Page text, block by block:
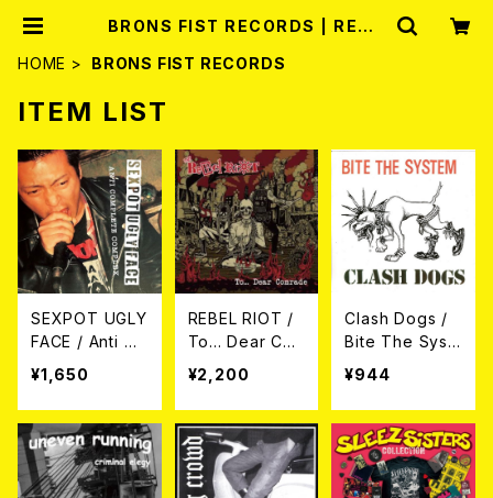
BRONS FIST RECORDS | RECO
HOME
BRONS FIST RECORDS
ITEM LIST
SEXPOT UGLY
FACE / Anti Co
mplete Compl
¥1,650
REBEL RIOT /
To... Dear Co
mrade CD
¥2,200
Clash Dogs /
Bite The Syst
em 7EP
¥944